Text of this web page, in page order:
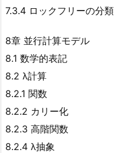
7.3.4 ロックフリーの分類
8章 並行計算モデル
8.1 数学的表記
8.2 λ計算
8.2.1 関数
8.2.2 カリー化
8.2.3 高階関数
8.2.4 λ抽象